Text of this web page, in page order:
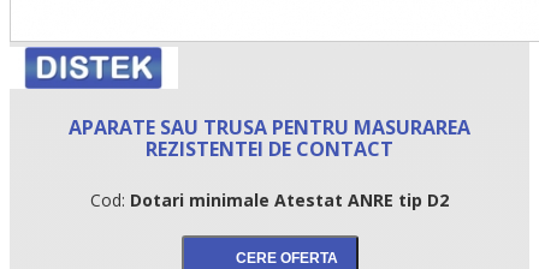
APARATE SAU TRUSA PENTRU MASURAREA
REZISTENTEI DE CONTACT
Cod: Dotari minimale Atestat ANRE tip D2